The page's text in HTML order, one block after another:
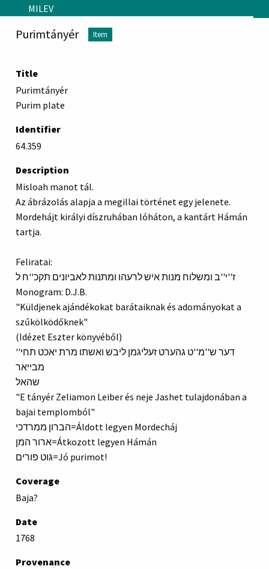
Skip to main content
MILEV
Purimtányér Item
Title
Purimtányér
Purim plate
Identifier
64.359
Description
Misloah manot tál.
Az ábrázolás alapja a megillai történet egy jelenete.
Mordehájt királyi díszruhában lóháton, a kantárt Hámán
tartja.
Feliratai:
ז''י''ב ומשלוח מנות איש לרעהו ומתנות לאביונים תקכ''ח ל
Monogram: D.J.B.
"Küldjenek ajándékokat barátaiknak és adományokat a
szűkölködőknek"
(Idézet Eszter könyvéből)
דער ש''מ''ט גהערט זעליגמן ליבש ואשתו מרת יאכט תחי''
מבייאר
שהאל
"E tányér Zeliamon Leiber és neje Jashet tulajdonában a
bajai templomból"
הברון ממרדכי=Áldott legyen Mordecháj
ארור המן=Átkozott legyen Hámán
גוט פורים=Jó purimot!
Coverage
Baja?
Date
1768
Provenance